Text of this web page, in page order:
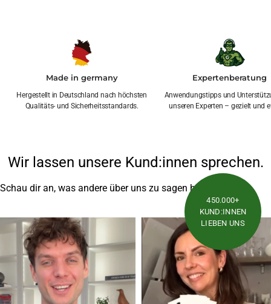
Made in germany
Hergestellt in Deutschland nach höchsten
Qualitäts- und Sicherheitsstandards.
Expertenberatung
Anwendungstipps und
unseren Experten – gezielt und
Wir lassen unsere Kund:innen sprechen.
Schau dir an, was andere über uns zu sagen haben
450.000+
KUND:INNEN
LIEBEN UNS